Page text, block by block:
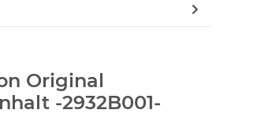
Original
-2932B001-